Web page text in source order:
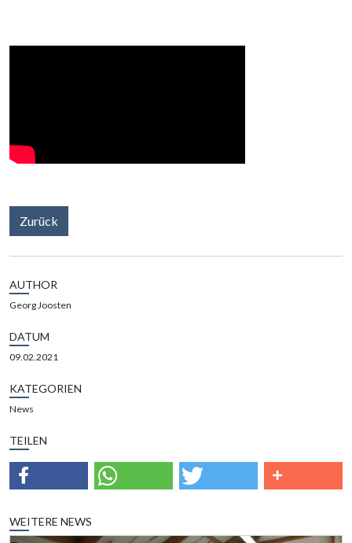
Zurück
AUTHOR
Georg Joosten
DATUM
09.02.2021
KATEGORIEN
News
TEILEN
WEITERE NEWS